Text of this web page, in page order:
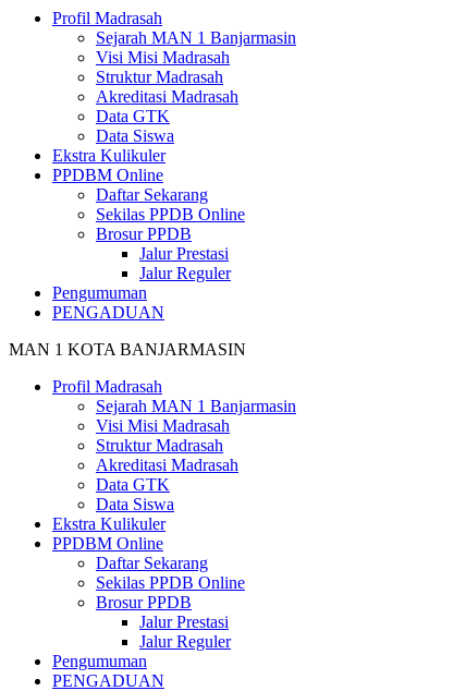
Profil Madrasah
Sejarah MAN 1 Banjarmasin
Visi Misi Madrasah
Struktur Madrasah
Akreditasi Madrasah
Data GTK
Data Siswa
Ekstra Kulikuler
PPDBM Online
Daftar Sekarang
Sekilas PPDB Online
Brosur PPDB
Jalur Prestasi
Jalur Reguler
Pengumuman
PENGADUAN
MAN 1 KOTA BANJARMASIN
Profil Madrasah
Sejarah MAN 1 Banjarmasin
Visi Misi Madrasah
Struktur Madrasah
Akreditasi Madrasah
Data GTK
Data Siswa
Ekstra Kulikuler
PPDBM Online
Daftar Sekarang
Sekilas PPDB Online
Brosur PPDB
Jalur Prestasi
Jalur Reguler
Pengumuman
PENGADUAN